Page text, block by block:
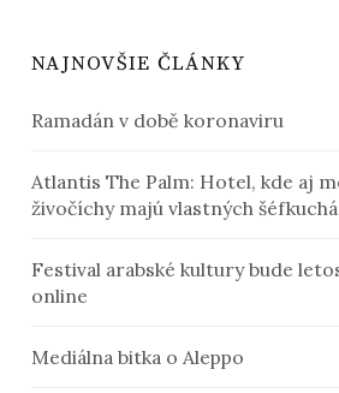
NAJNOVŠIE ČLÁNKY
Ramadán v době koronaviru
Atlantis The Palm: Hotel, kde aj
živočíchy majú vlastných
Festival arabské kultury bude
online
Mediálna bitka o Aleppo